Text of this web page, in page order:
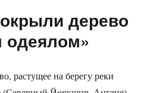
дерево
растущее на берегу реки